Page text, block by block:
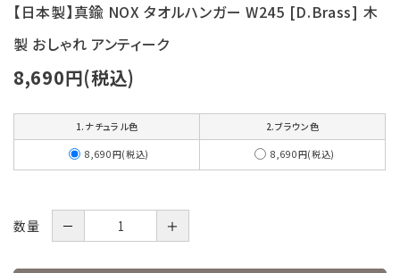
【日本製】真鍮 NOX タオルハンガー W245 [D.Brass] 木
製 おしゃれ アンティーク
8,690円(税込)
1.ナチュラル色 2.ブラウン色
8,690円(税込) 8,690円(税込)
数量 － ＋